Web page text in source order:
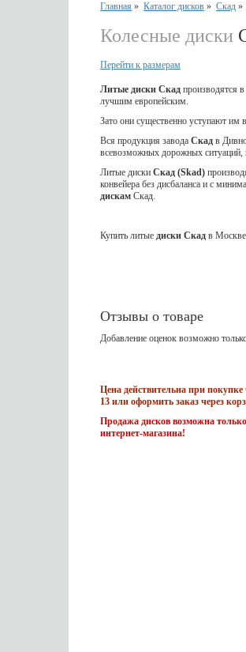
Главная » Каталог дисков » Скад »
Колесные диски
Перейти к размерам
Литые диски Скад производятся
лучшим европейским.
Зато они существенно уступают им
Вся продукция завода Скад в
всевозможных дорожных ситуаций,
Литые диски Скад (Skad)
конвейера без дисбаланса и с
дискам Скад.
Купить литые диски Скад в
Отзывы о товаре
Добавление оценок возможно
Цена действительна при покупке
13 или оформить заказ через
Продажа дисков возможна
интернет-магазина!